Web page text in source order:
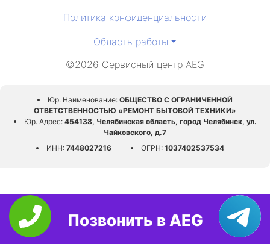
Политика конфиденциальности
Область работы
©2026 Сервисный центр AEG
Юр. Наименование: ОБЩЕСТВО С ОГРАНИЧЕННОЙ
ОТВЕТСТВЕННОСТЬЮ «РЕМОНТ БЫТОВОЙ ТЕХНИКИ»
Юр. Адрес:454138, Челябинская область, город Челябинск, ул.
Чайковского, д.7
ИНН: 7448027216 ОГРН: 1037402537534
Позвонить в AEG